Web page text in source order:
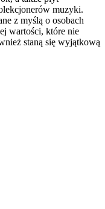
muzyki.
z myślą o osobach
wartości, które nie
staną się wyjątkową